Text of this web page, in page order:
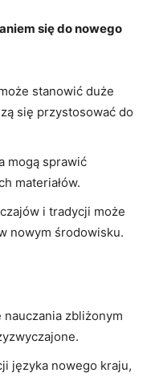
się⁣ do nowego
stanowić duże
się​ przystosować do
mogą sprawić
⁤materiałów.
i‍ tradycji może
nowym środowisku.
nauczania zbliżonym
języka nowego kraju,